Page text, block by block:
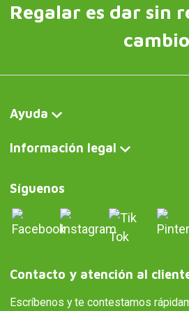
Regalar es dar sin
cambio
Ayuda
Información legal
Síguenos
Contacto y atención al
Escríbenos y te contestamos